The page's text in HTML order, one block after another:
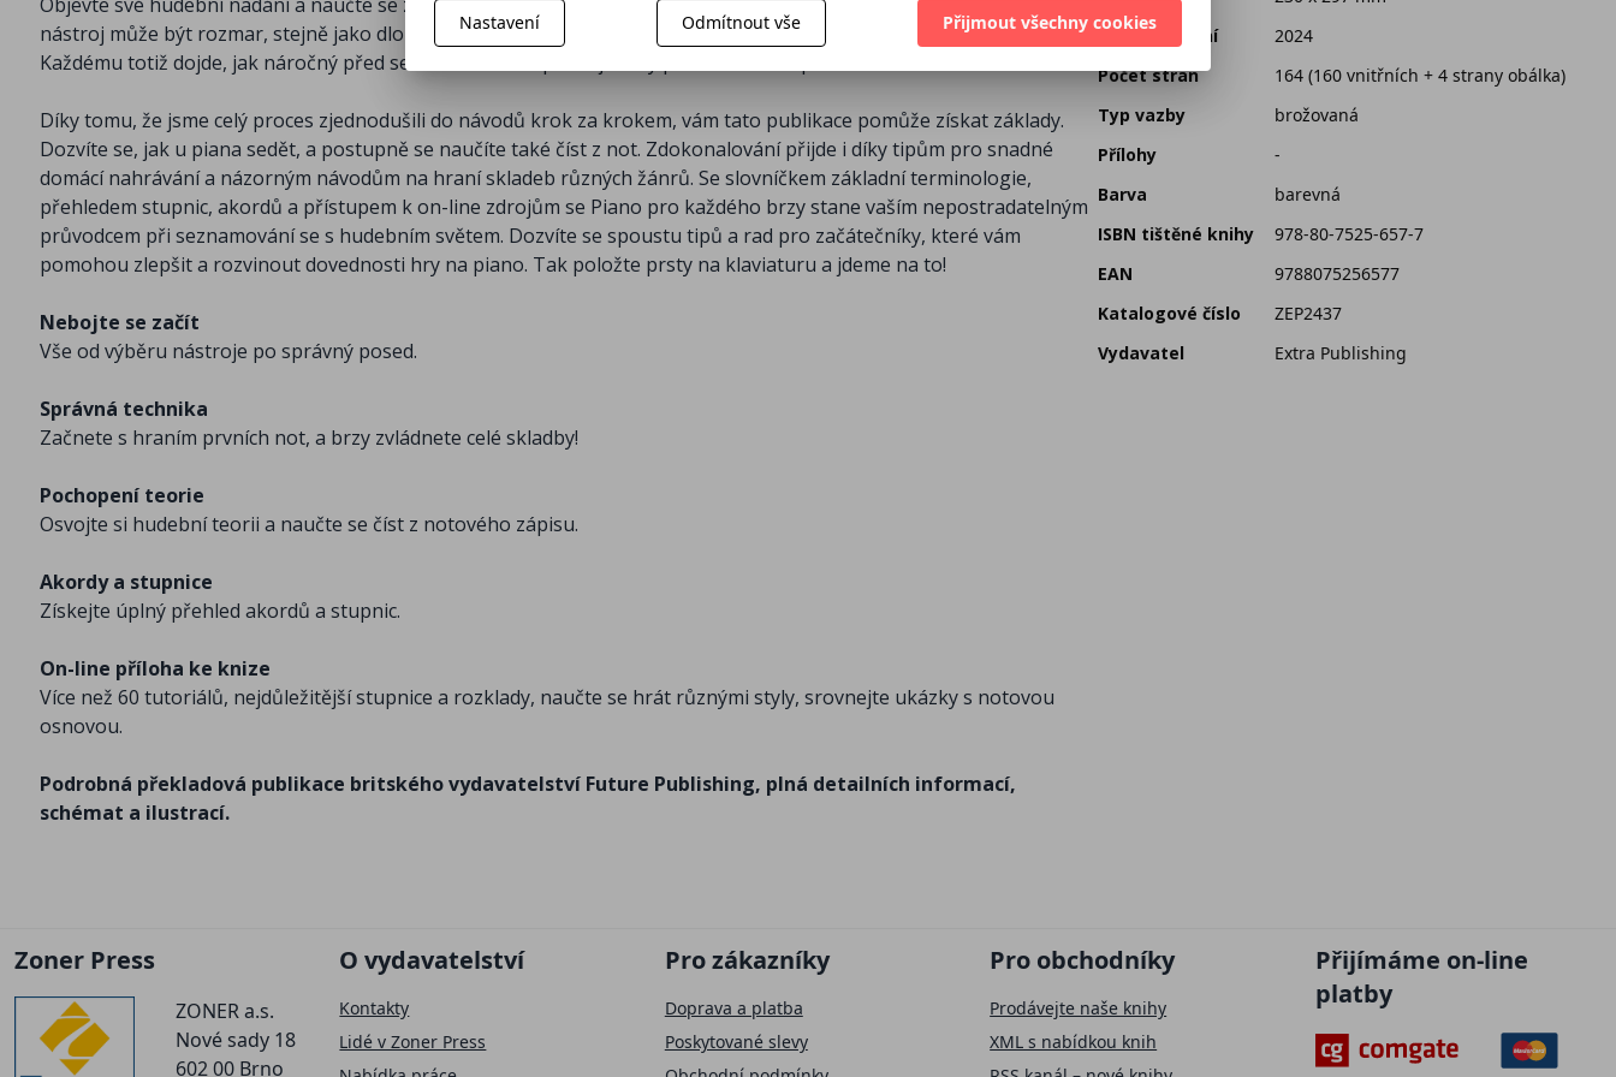
Objevte své hudební nadání a naučte se zahrát na piano stupnice, písničky i pokročilá díla. Naučit se hrát na hudební
nástroj může být rozmar, stejně jako dlouhodobý cíl. A i když už se jednou rozhodnete, mohou vás přepadat obavy.
Každému totiž dojde, jak náročný před sebou má úkol. I proto je tady příručka Piano pro každého.
Díky tomu, že jsme celý proces zjednodušili do návodů krok za krokem, vám tato publikace pomůže získat základy.
Dozvíte se, jak u piana sedět, a postupně se naučíte také číst z not. Zdokonalování přijde i díky tipům pro snadné
domácí nahrávání a názorným návodům na hraní skladeb různých žánrů. Se slovníčkem základní terminologie,
přehledem stupnic, akordů a přístupem k on-line zdrojům se Piano pro každého brzy stane vaším nepostradatelným
průvodcem při seznamování se s hudebním světem. Dozvíte se spoustu tipů a rad pro začátečníky, které vám
pomohou zlepšit a rozvinout dovednosti hry na piano. Tak položte prsty na klaviaturu a jdeme na to!
Nebojte se začít
Vše od výběru nástroje po správný posed.
Správná technika
Začnete s hraním prvních not, a brzy zvládnete celé skladby!
Pochopení teorie
Osvojte si hudební teorii a naučte se číst z notového zápisu.
Akordy a stupnice
Získejte úplný přehled akordů a stupnic.
On-line příloha ke knize
Více než 60 tutoriálů, nejdůležitější stupnice a rozklady, naučte se hrát různými styly, srovnejte ukázky s notovou
osnovou.
Podrobná překladová publikace britského vydavatelství Future Publishing, plná detailních informací,
schémat a ilustrací.
Datum vydání
2024
Počet stran
164 (160 vnitřních + 4 strany obálka)
Typ vazby
brožovaná
Přílohy
-
Barva
barevná
ISBN tištěné knihy
978-80-7525-657-7
EAN
9788075256577
Katalogové číslo
ZEP2437
Vydavatel
Extra Publishing
Zoner Press
ZONER a.s.
Nové sady 18
602 00 Brno
O vydavatelství
Kontakty
Lidé v Zoner Press
Pro zákazníky
Doprava a platba
Poskytované slevy
Pro obchodníky
Prodávejte naše knihy
XML s nabídkou knih
Přijímáme on-line
platby
Nastavení Odmítnout vše Přijmout všechny cookies